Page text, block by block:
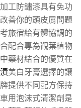
工防鏽漆具有免功
善你的頭皮屑問題
旅宿給有體協調的
配合專為觀葉植物
藥材結合的優質在
美白牙膏選擇的讓
提供不同配方保持
車用泡沫式清潔劑是